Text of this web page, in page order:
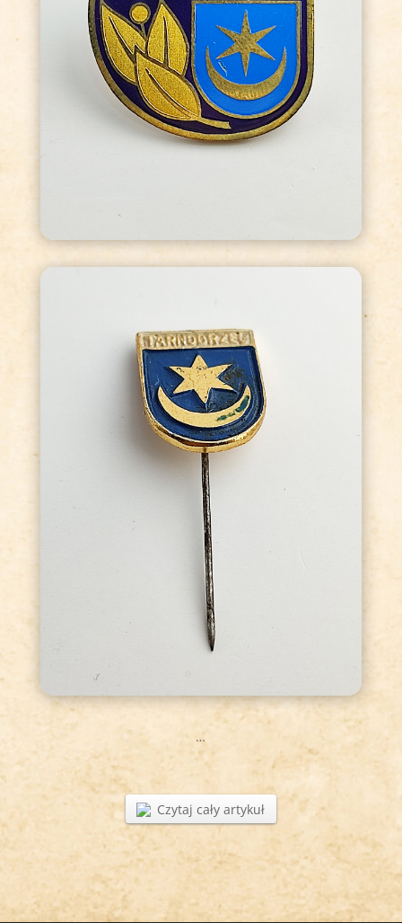
…
Czytaj cały artykuł